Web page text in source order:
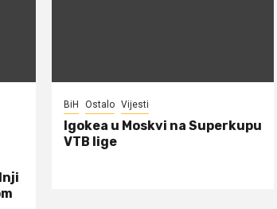
BiH Ostalo Vijesti
Igokea u Moskvi na Superkupu
VTB lige